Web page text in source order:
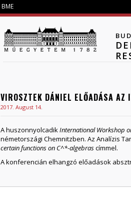
BME
VIROSZTEK DÁNIEL ELŐADÁSA AZ
2017. August 14.
A huszonnyolcadikInternational Workshop
németországi Chemnitzben. Az Analízis
certain functions on C^*-algebrascímmel.
A konferencián elhangzó előadások